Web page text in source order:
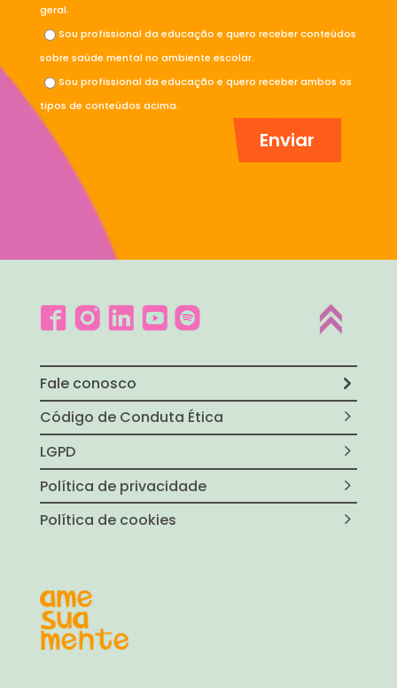
geral.
Sou profissional da educação e quero receber conteúdos
sobre saúde mental no ambiente escolar.
Sou profissional da educação e quero receber ambos os
tipos de conteúdos acima.
Fale conosco
Código de Conduta Ética
LGPD
Política de privacidade
Política de cookies